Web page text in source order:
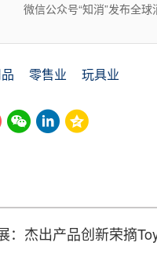
微信公众号“知消”发布全
零售业 玩具业
：杰出产品创新荣摘